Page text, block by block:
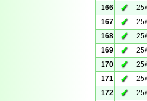
166
✓
167
✓
168
✓
169
✓
170
✓
171
✓
172
✓